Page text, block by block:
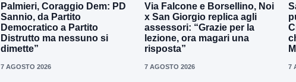
Palmieri, Coraggio Dem: PD
Sannio, da Partito
Democratico a Partito
Distrutto ma nessuno si
dimette”
7 AGOSTO 2026
Via Falcone e Borsellino, Noi
x San Giorgio replica agli
assessori: “Grazie per la
lezione, ora magari una
risposta”
7 AGOSTO 2026 7